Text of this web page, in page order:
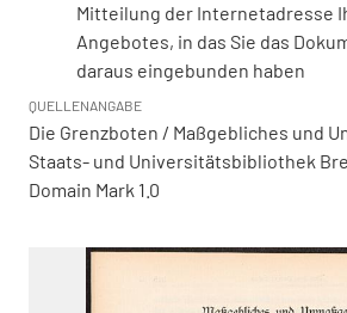
Mitteilung der Internetadresse
Angebotes, in das Sie das
daraus eingebunden haben
QUELLENANGABE
Die Grenzboten / Maßgebliches und
Staats- und Universitätsbibliothek
Domain Mark 1.0